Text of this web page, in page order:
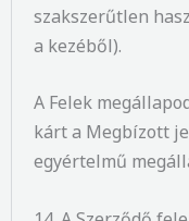
szakszerűtlen
a kezéből).
A Felek
kárt a Megbízott
egyértelmű